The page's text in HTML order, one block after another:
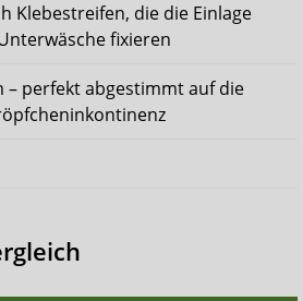
Klebestreifen, die die Einlage
fixieren
– perfekt abgestimmt auf die